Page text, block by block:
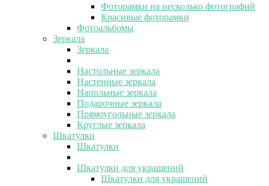
Фоторамки на несколько фотографий
Красивые фоторамки
Фотоальбомы
Зеркала
Зеркала
Настольные зеркала
Настенные зеркала
Напольные зеркала
Подарочные зеркала
Прямоугольные зеркала
Круглые зеркала
Шкатулки
Шкатулки
Шкатулки для украшений
Шкатулки для украшений